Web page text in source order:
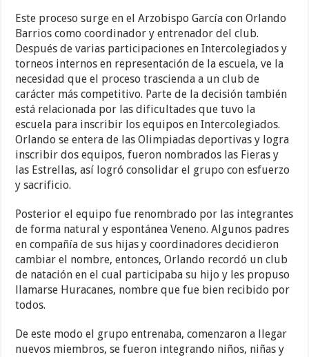
Este proceso surge en el Arzobispo García con Orlando
Barrios como coordinador y entrenador del club.
Después de varias participaciones en Intercolegiados y
torneos internos en representación de la escuela, ve la
necesidad que el proceso trascienda a un club de
carácter más competitivo. Parte de la decisión también
está relacionada por las dificultades que tuvo la
escuela para inscribir los equipos en Intercolegiados.
Orlando se entera de las Olimpiadas deportivas y logra
inscribir dos equipos, fueron nombrados las Fieras y
las Estrellas, así logró consolidar el grupo con esfuerzo
y sacrificio.
Posterior el equipo fue renombrado por las integrantes
de forma natural y espontánea Veneno. Algunos padres
en compañía de sus hijas y coordinadores decidieron
cambiar el nombre, entonces, Orlando recordó un club
de natación en el cual participaba su hijo y les propuso
llamarse Huracanes, nombre que fue bien recibido por
todos.
De este modo el grupo entrenaba, comenzaron a llegar
nuevos miembros, se fueron integrando niños, niñas y